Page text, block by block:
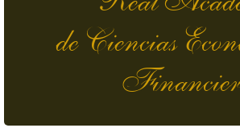
de Ciencias